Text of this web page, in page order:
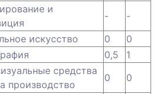
и
-
-
искусство 0
0
0,5
1
средства
производство
0
0